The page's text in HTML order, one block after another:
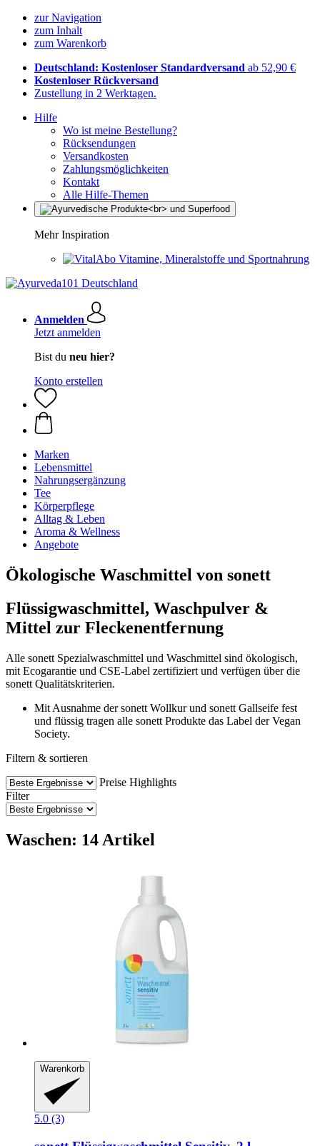
zur Navigation
zum Inhalt
zum Warenkorb
Deutschland: Kostenloser Standardversand ab 52,90 €
Kostenloser Rückversand
Zustellung in 2 Werktagen.
Hilfe
Wo ist meine Bestellung?
Rücksendungen
Versandkosten
Zahlungsmöglichkeiten
Kontakt
Alle Hilfe-Themen
Mehr Inspiration
Vitamine, Mineralstoffe und Sportnahrung
Anmelden
Jetzt anmelden
Bist du neu hier?
Konto erstellen
Marken
Lebensmittel
Nahrungsergänzung
Tee
Körperpflege
Alltag & Leben
Aroma & Wellness
Angebote
Ökologische Waschmittel von sonett
Flüssigwaschmittel, Waschpulver &
Mittel zur Fleckenentfernung
Alle sonett Spezialwaschmittel und Waschmittel sind ökologisch,
mit Ecogarantie und CSE-Label zertifiziert und verfügen über die
sonett Qualitätskriterien.
Mit Ausnahme der sonett Wollkur und sonett Gallseife fest
und flüssig tragen alle sonett Produkte das Label der Vegan
Society.
Filtern & sortieren
Preise Highlights
Filter
Waschen: 14 Artikel
Warenkorb
5.0 (3)